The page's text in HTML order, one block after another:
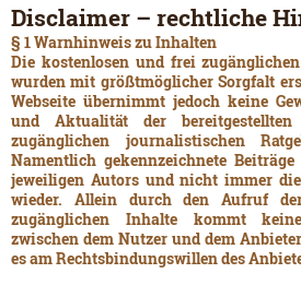
Disclaimer – rechtliche
§ 1 Warnhinweis zu Inhalten
Die kostenlosen und frei
wurden mit größtmöglicher Sorgfalt
Webseite übernimmt jedoch keine
und Aktualität der
zugänglichen journalistischen
Namentlich gekennzeichnete
jeweiligen Autors und nicht immer
wieder. Allein durch den Aufruf
zugänglichen Inhalte kommt
zwischen dem Nutzer und dem
es am Rechtsbindungswillen des